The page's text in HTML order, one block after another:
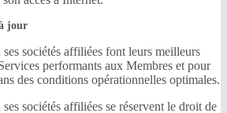
jour
sociétés affiliées font leurs meilleurs
performants aux Membres et pour
des conditions opérationnelles optimales.
sociétés affiliées se réservent le droit de